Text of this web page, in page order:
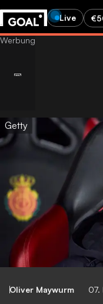
Live
Getty
Oliver Maywurm